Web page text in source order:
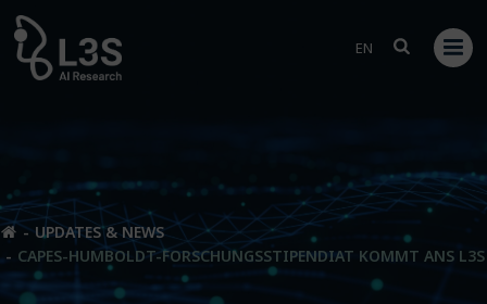
EN
UPDATES & NEWS
CAPES-HUMBOLDT-FORSCHUNGSSTIPENDIAT KOMMT ANS L3S